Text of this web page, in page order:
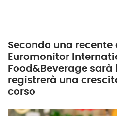
Secondo una recente
Euromonitor
Food&Beverage sarà
registrerà una
corso